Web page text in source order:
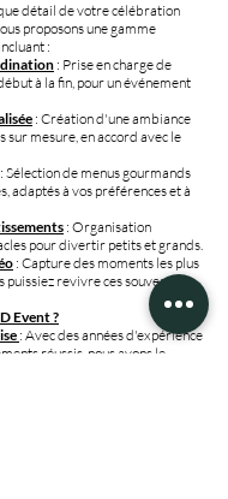
détail de votre célébration
proposons une gamme
:
: Prise en charge de
à la fin, pour un événement
: Création d'une ambiance
sur mesure, en accord avec le
: Sélection de menus gourmands
adaptés à vos préférences et à
: Organisation
pour divertir petits et grands.
: Capture des moments les plus
puissiez revivre ces souvenirs
Event ?
: Avec des années d'expérience
réussis, nous avons le